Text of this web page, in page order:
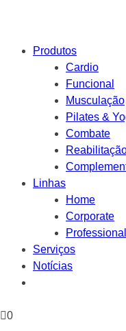
Produtos
Cardio
Funcional
Musculação
Pilates &
Combate
Linhas
Home
Corporate
Professional
Serviços
Notícias
0